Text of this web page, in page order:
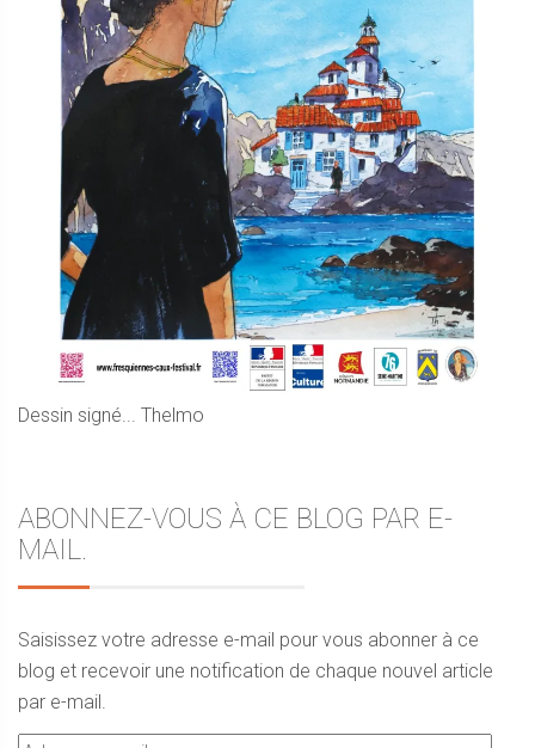
Dessin signé... Thelmo
ABONNEZ-VOUS À CE BLOG PAR E-
MAIL.
Saisissez votre adresse e-mail pour vous abonner à ce
blog et recevoir une notification de chaque nouvel article
par e-mail.